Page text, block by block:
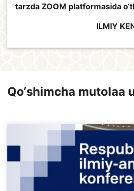
tarzda ZOOM platformasida
ILMIY
Qo‘shimcha mutolaa